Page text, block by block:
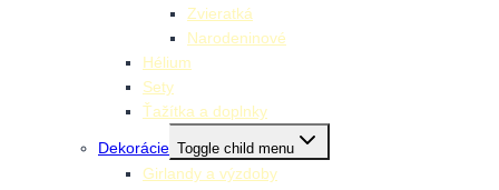
Zvieratká
Narodeninové
Hélium
Sety
Ťažítka a doplnky
Dekorácie Toggle child menu
Girlandy a výzdoby